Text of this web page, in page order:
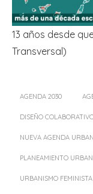
13 años desde
Transversal)
AGENDA 2030
DISEÑO
NUEVA AGENDA
PLANEAMIENTO
URBANISMO FEMINISTA